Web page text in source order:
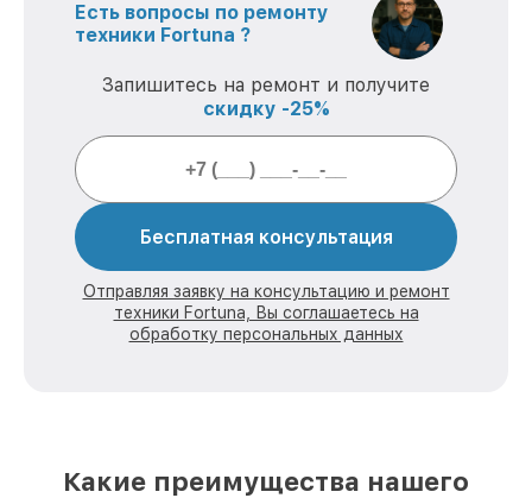
Есть вопросы по ремонту
техники Fortuna ?
Запишитесь на ремонт и получите
скидку -25%
Бесплатная консультация
Отправляя заявку на консультацию и ремонт
техники Fortuna, Вы соглашаетесь на
обработку персональных данных
Какие преимущества нашего